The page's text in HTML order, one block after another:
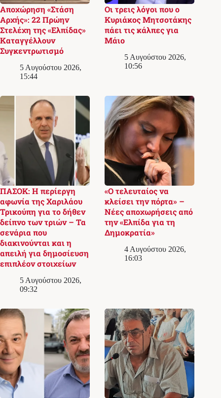
Αποχώρηση «Στάση
Αρχής»: 22 Πρώην
Στελέχη της «Ελπίδας»
Καταγγέλλουν
Συγκεντρωτισμό
5 Αυγούστου 2026,
15:44
Οι τρεις λόγοι που ο
Κυριάκος Μητσοτάκης
πάει τις κάλπες για
Μάιο
5 Αυγούστου 2026,
10:56
ΠΑΣΟΚ: Η περίεργη
αφωνία της Χαριλάου
Τρικούπη για το δήθεν
δείπνο των τριών – Τα
σενάρια που
διακινούνται και η
απειλή για δημοσίευση
επιπλέον στοιχείων
5 Αυγούστου 2026,
09:32
«Ο τελευταίος να
κλείσει την πόρτα» –
Νέες αποχωρήσεις από
την «Ελπίδα για τη
Δημοκρατία»
4 Αυγούστου 2026,
16:03